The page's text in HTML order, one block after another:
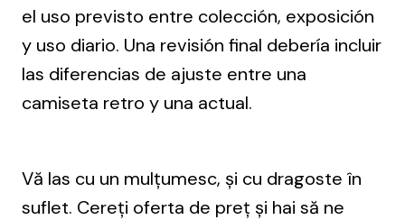
el uso previsto entre colección, exposición
y uso diario. Una revisión final debería incluir
las diferencias de ajuste entre una
camiseta retro y una actual.
Vă las cu un mulțumesc, și cu dragoste în
suflet. Cereți oferta de preț și hai să ne